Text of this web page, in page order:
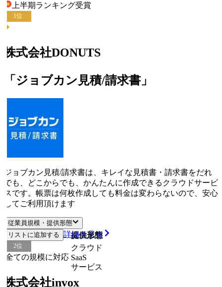
上半期ランキング受賞
位
式会社DONUTS
ジョブカン見積/請求書」
ョブカン見積/請求書は、キレイな見積書・請求書をだれ
も、どこからでも、かんたんに作成できるクラウドサービ
です。帳票は何枚作成しても料金は変わらないので、安心
てご利用頂けます
従業員規模・提供形態
従業員規模 提供形態
ての規模に対応
クラウド
SaaS
サービス
リストに追加する 詳細を見る
位
式会社invox